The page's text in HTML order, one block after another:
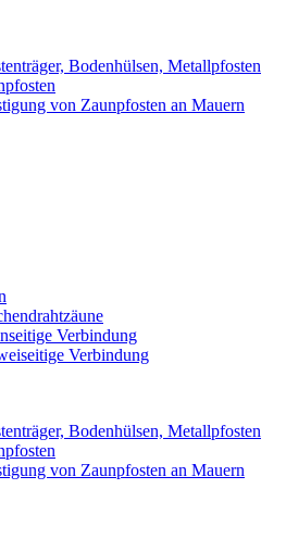
Bodenhülsen, Metallpfosten
von Zaunpfosten an Mauern
Verbindung
Verbindung
Bodenhülsen, Metallpfosten
von Zaunpfosten an Mauern